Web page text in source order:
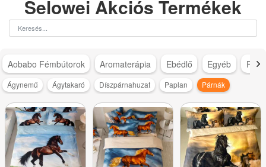
Selowei Akciós Termékek
Aobabo Fémbútorok Aromaterápia Ebédlő Egyéb
Ágynemű Ágytakaró Díszpárnahuzat Paplan Párnák